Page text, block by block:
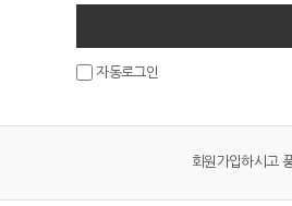
자동로그인
회원가입하시고